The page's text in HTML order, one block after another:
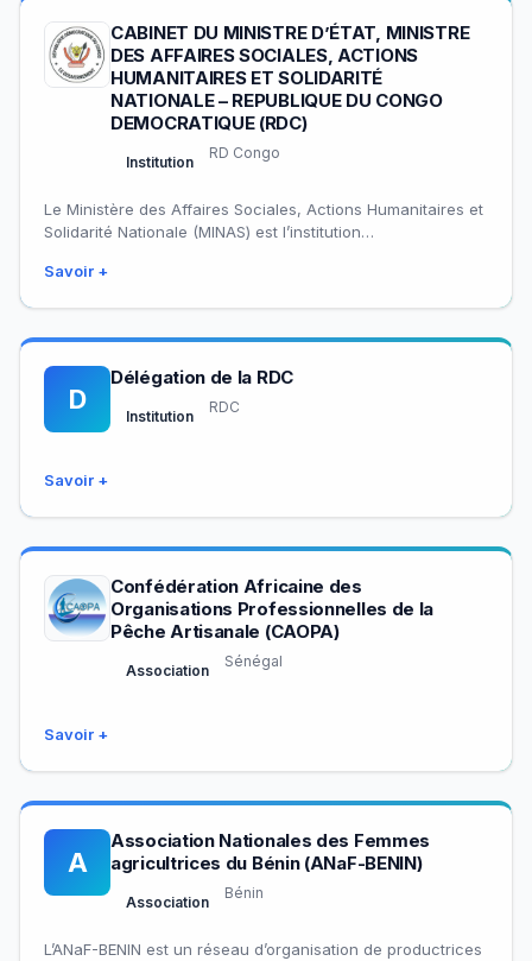
CABINET DU MINISTRE D’ÉTAT, MINISTRE
DES AFFAIRES SOCIALES, ACTIONS
HUMANITAIRES ET SOLIDARITÉ
NATIONALE – REPUBLIQUE DU CONGO
DEMOCRATIQUE (RDC)
Institution
RD Congo
Le Ministère des Affaires Sociales, Actions Humanitaires et
Solidarité Nationale (MINAS) est l’institution
Congo responsable du…
Savoir +
D
Délégation de la RDC
Institution
RDC
Savoir +
Confédération Africaine des
Organisations Professionnelles de la
Pêche Artisanale (CAOPA)
Association
Sénégal
Savoir +
A
Association Nationales des Femmes
agricultrices du Bénin (ANaF-BENIN)
Association
Bénin
L’ANaF-BENIN est un réseau d’organisation de productrices